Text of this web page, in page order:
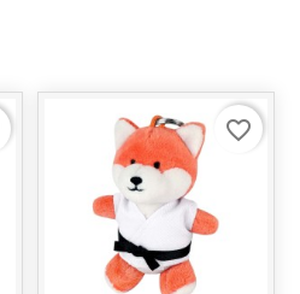
favorite_border